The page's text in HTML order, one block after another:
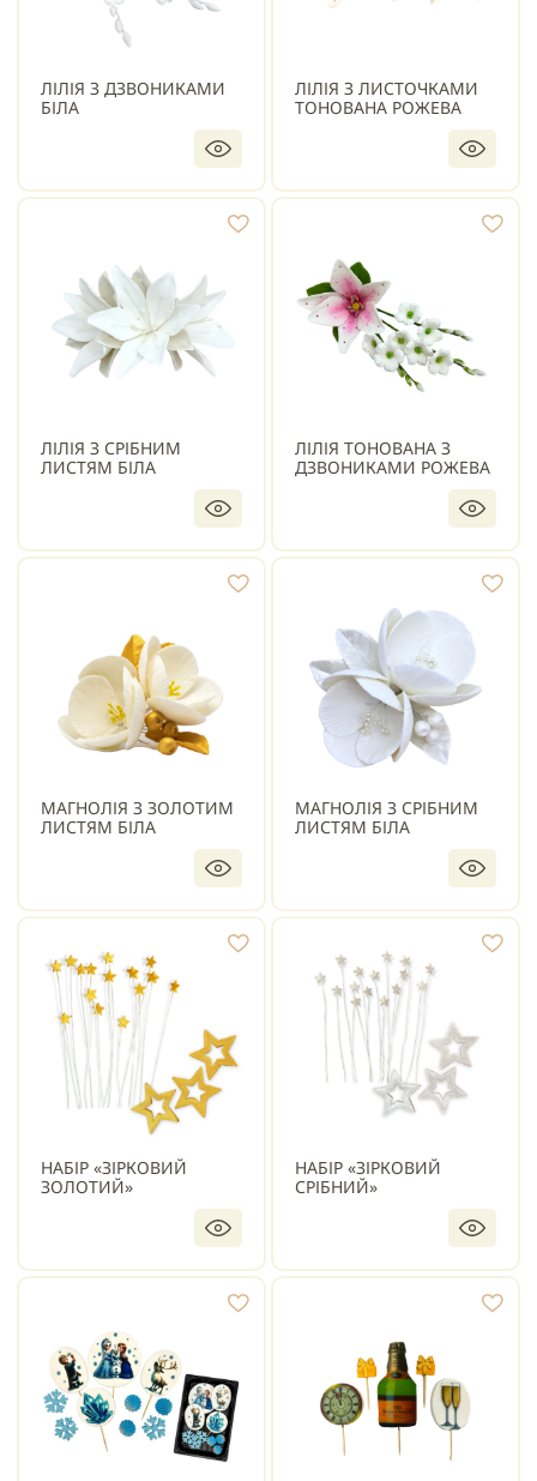
ЛІЛІЯ З ДЗВОНИКАМИ
БІЛА
ЛІЛІЯ З ЛИСТОЧКАМИ
ТОНОВАНА РОЖЕВА
ЛІЛІЯ З СРІБНИМ
ЛИСТЯМ БІЛА
ЛІЛІЯ ТОНОВАНА З
ДЗВОНИКАМИ РОЖЕВА
МАГНОЛІЯ З ЗОЛОТИМ
ЛИСТЯМ БІЛА
МАГНОЛІЯ З СРІБНИМ
ЛИСТЯМ БІЛА
НАБІР «ЗІРКОВИЙ
ЗОЛОТИЙ»
НАБІР «ЗІРКОВИЙ
СРІБНИЙ»